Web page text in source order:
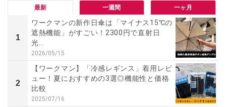
最新 一週間 一ヶ月
1
ワークマンの新作日傘は「マイナス15℃の
遮熱機能」がすごい！2300円で直射日
光...
2026/05/15
2
【ワークマン】「冷感レギンス」着用レビ
ュー！夏におすすめの3選◎機能性と価格
比較
2025/07/16